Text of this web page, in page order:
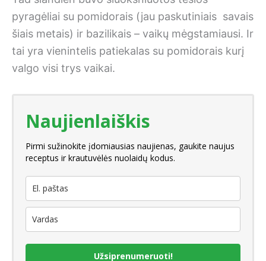
pyragėliai su pomidorais (jau paskutiniais savais
šiais metais) ir bazilikais – vaikų mėgstamiausi. Ir
tai yra vienintelis patiekalas su pomidorais kurį
valgo visi trys vaikai.
Naujienlaiškis
Pirmi sužinokite įdomiausias naujienas, gaukite naujus
receptus ir krautuvėlės nuolaidų kodus.
Užsiprenumeruoti!